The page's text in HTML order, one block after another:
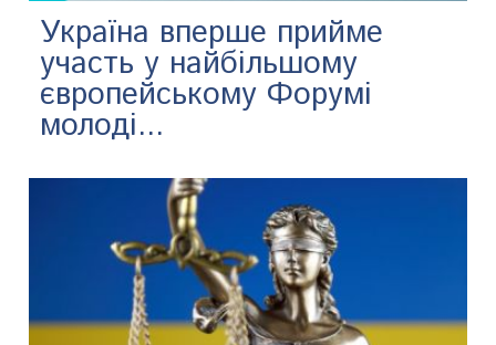
Україна вперше прийме
участь у найбільшому
європейському Форумі
молоді...